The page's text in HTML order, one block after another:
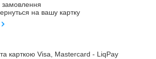
замовлення
на вашу картку
карткою Visa, Mastercard - LiqPay